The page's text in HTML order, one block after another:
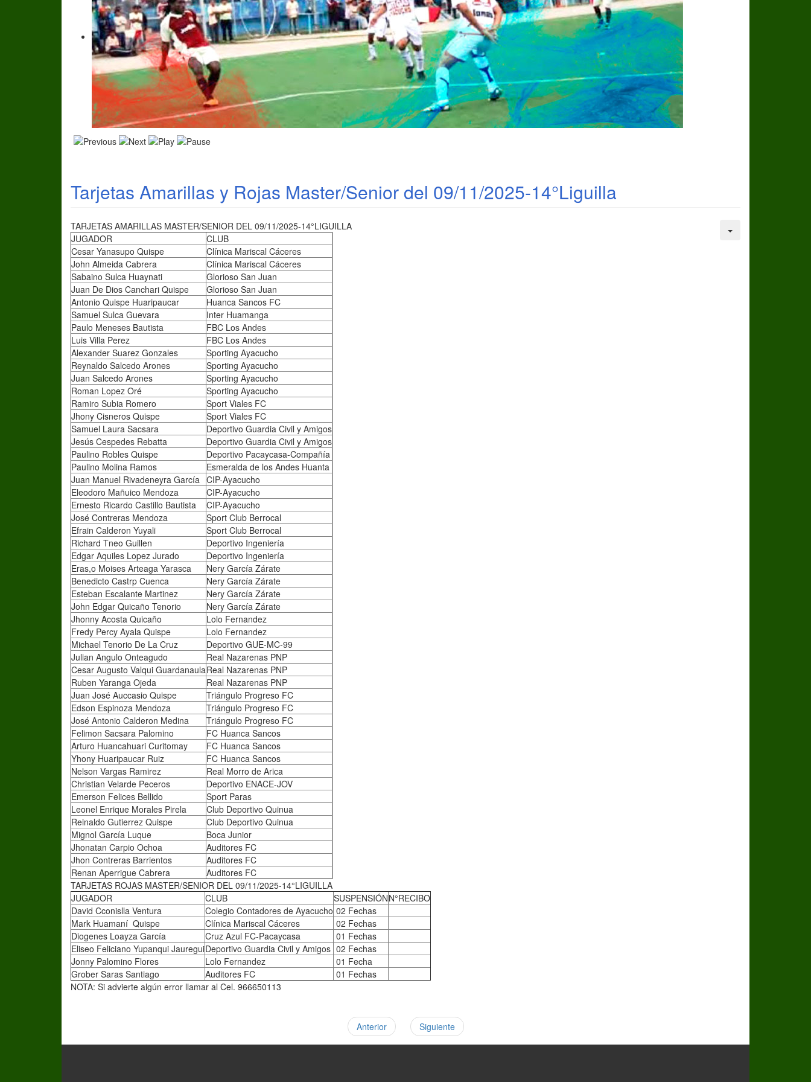
Tarjetas Amarillas y Rojas Master/Senior del 09/11/2025-14°Liguilla
TARJETAS AMARILLAS MASTER/SENIOR DEL 09/11/2025-14°LIGUILLA
JUGADOR
CLUB
Cesar Yanasupo Quispe
Clínica Mariscal Cáceres
John Almeida Cabrera
Clínica Mariscal Cáceres
Sabaino Sulca Huaynati
Glorioso San Juan
Juan De Dios Canchari Quispe
Glorioso San Juan
Antonio Quispe Huaripaucar
Huanca Sancos FC
Samuel Sulca Guevara
Inter Huamanga
Paulo Meneses Bautista
FBC Los Andes
Luis Villa Perez
FBC Los Andes
Alexander Suarez Gonzales
Sporting Ayacucho
Reynaldo Salcedo Arones
Sporting Ayacucho
Juan Salcedo Arones
Sporting Ayacucho
Roman Lopez Oré
Sporting Ayacucho
Ramiro Subia Romero
Sport Viales FC
Jhony Cisneros Quispe
Sport Viales FC
Samuel Laura Sacsara
Deportivo Guardia Civil y Amigos
Jesús Cespedes Rebatta
Deportivo Guardia Civil y Amigos
Paulino Robles Quispe
Deportivo Pacaycasa-Compañía
Paulino Molina Ramos
Esmeralda de los Andes Huanta
Juan Manuel Rivadeneyra García CIP-Ayacucho
Eleodoro Mañuico Mendoza
CIP-Ayacucho
Ernesto Ricardo Castillo Bautista
CIP-Ayacucho
José Contreras Mendoza
Sport Club Berrocal
Efrain Calderon Yuyali
Sport Club Berrocal
Richard Tneo Guillen
Deportivo Ingeniería
Edgar Aquiles Lopez Jurado
Deportivo Ingeniería
Eras,o Moises Arteaga Yarasca
Nery García Zárate
Benedicto Castrp Cuenca
Nery García Zárate
Esteban Escalante Martinez
Nery García Zárate
John Edgar Quicaño Tenorio
Nery García Zárate
Jhonny Acosta Quicaño
Lolo Fernandez
Fredy Percy Ayala Quispe
Lolo Fernandez
Michael Tenorio De La Cruz
Deportivo GUE-MC-99
Julian Angulo Onteagudo
Real Nazarenas PNP
Cesar Augusto Valqui GuardanaulaReal Nazarenas PNP
Ruben Yaranga Ojeda
Real Nazarenas PNP
Juan José Auccasio Quispe
Triángulo Progreso FC
Edson Espinoza Mendoza
Triángulo Progreso FC
José Antonio Calderon Medina
Triángulo Progreso FC
Felimon Sacsara Palomino
FC Huanca Sancos
Arturo Huancahuari Curitomay
FC Huanca Sancos
Yhony Huaripaucar Ruiz
FC Huanca Sancos
Nelson Vargas Ramirez
Real Morro de Arica
Christian Velarde Peceros
Deportivo ENACE-JOV
Emerson Felices Bellido
Sport Paras
Leonel Enrique Morales Pirela
Club Deportivo Quinua
Reinaldo Gutierrez Quispe
Club Deportivo Quinua
Mignol García Luque
Boca Junior
Jhonatan Carpio Ochoa
Auditores FC
Jhon Contreras Barrientos
Auditores FC
Renan Aperrigue Cabrera
Auditores FC
TARJETAS ROJAS MASTER/SENIOR DEL 09/11/2025-14°LIGUILLA
JUGADOR
CLUB SUSPENSIÓNN°RECIBO
David Cconislla Ventura
Colegio Contadores de Ayacucho 02 Fechas
Mark Huamaní Quispe
Clínica Mariscal Cáceres
02 Fechas
Diogenes Loayza García
Cruz Azul FC-Pacaycasa
01 Fechas
Eliseo Feliciano Yupanqui JaureguiDeportivo Guardia Civil y Amigos 02 Fechas
Jonny Palomino Flores
Lolo Fernandez
01 Fecha
Grober Saras Santiago
Auditores FC
01 Fechas
NOTA: Si advierte algún error llamar al Cel. 966650113
Anterior Siguiente